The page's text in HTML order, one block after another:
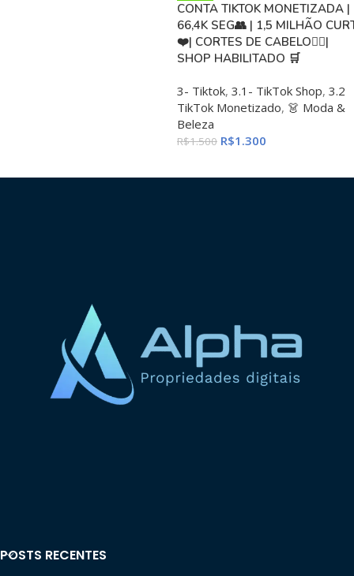
CONTA TIKTOK MONETIZADA |
66,4K SEG👥 | 1,5 MILHÃO
❤️| CORTES DE CABELO💇‍♂️|
SHOP HABILITADO 🛒
3- Tiktok, 3.1- TikTok Shop, 3.2
TikTok Monetizado, 👗 Moda &
Beleza
R$1.500 R$1.300
POSTS RECENTES